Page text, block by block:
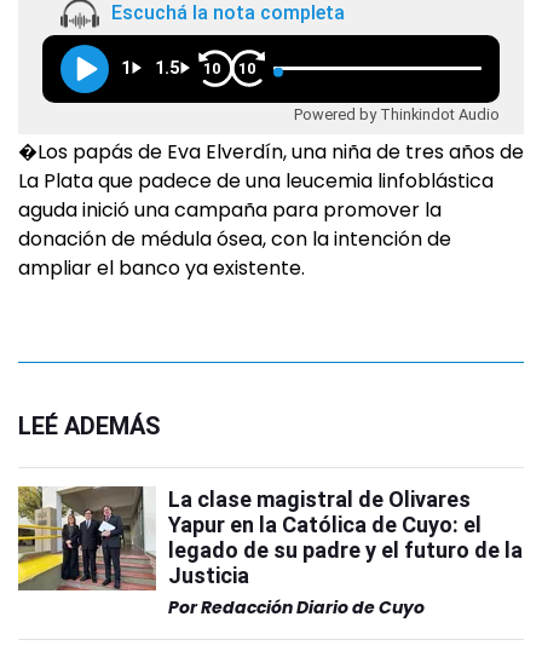
Escuchá la nota completa
1 1.5 10 10
Powered by Thinkindot Audio
�Los papás de Eva Elverdín, una niña de tres años de
La Plata que padece de una leucemia linfoblástica
aguda inició una campaña para promover la
donación de médula ósea, con la intención de
ampliar el banco ya existente.
LEÉ ADEMÁS
La clase magistral de Olivares
Yapur en la Católica de Cuyo: el
legado de su padre y el futuro de la
Justicia
PorRedacción Diario de Cuyo